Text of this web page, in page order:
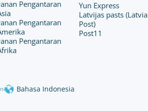
Pengantaran
Pengantaran
Pengantaran
Yun Express
Latvijas pasts (Latvia
Post)
Post11
Bahasa Indonesia